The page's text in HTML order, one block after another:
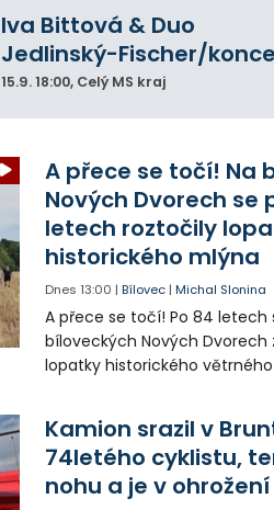
Iva Bittová & Duo
Jedlinský-Fischer/
15.9. 18:00, Celý MS kraj
A přece se točí! Na
Nových Dvorech se
letech roztočily
historického mlýna
Dnes 13:00 |Bílovec |Michal Slonina
A přece se točí! Po 84 letech
bíloveckých Nových Dvorech
lopatky historického větrného
Kamion srazil v
74letého cyklistu,
nohu a je v